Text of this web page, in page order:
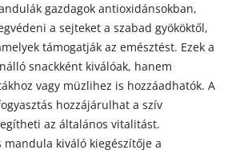
gazdagok antioxidánsokban,
a sejteket a szabad gyököktől,
támogatják az emésztést. Ezek a
snackként kiválóak, hanem
vagy müzlihez is hozzáadhatók. A
hozzájárulhat a szív
az általános vitalitást.
mandula kiváló kiegészítője a